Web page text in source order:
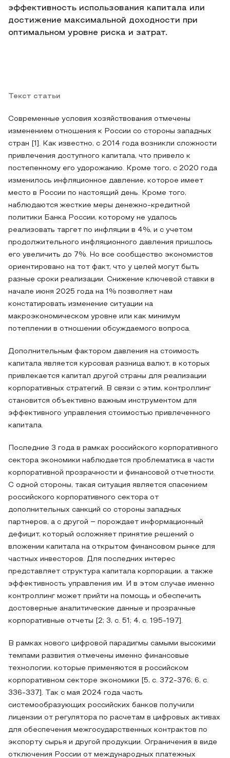
эффективность использования капитала или
достижение максимальной доходности при
оптимальном уровне риска и затрат.
Текст статьи
Современные условия хозяйствования отмечены
изменением отношения к России со стороны западных
стран [1]. Как известно, с 2014 года возникли сложности
привлечения доступного капитала, что привело к
постепенному его удорожанию. Кроме того, с 2020 года
изменилось инфляционное давление, которое имеет
место в России по настоящий день. Кроме того,
наблюдаются жесткие меры денежно-кредитной
политики Банка России, которому не удалось
реализовать таргет по инфляции в 4%, и с учетом
продолжительного инфляционного давления пришлось
его увеличить до 7%. Но все сообщество экономистов
ориентировано на тот факт, что у целей могут быть
разные сроки реализации. Снижение ключевой ставки в
начале июня 2025 года на 1% позволяет нам
констатировать изменение ситуации на
макроэкономическом уровне или как минимум
потеплении в отношении обсуждаемого вопроса.
Дополнительным фактором давления на стоимость
капитала является курсовая разница валют, в которых
привлекается капитал другой страны для реализации
корпоративных стратегий. В связи с этим, контроллинг
становится объективно важным инструментом для
эффективного управления стоимостью привлеченного
капитала.
Последние 3 года в рамках российского корпоративного
сектора экономики наблюдается проблематика в части
корпоративной прозрачности и финансовой отчетности.
С одной стороны, такая ситуация является спасением
российского корпоративного сектора от
дополнительных санкций со стороны западных
партнеров, а с другой ‒ порождает информационный
дефицит, который осложняет принятие решений о
вложении капитала на открытом финансовом рынке для
частных инвесторов. Для последних интерес
представляет структура капитала корпорации, а также
эффективность управления им. И в этом случае именно
контроллинг может прийти на помощь и обеспечить
достоверные аналитические данные и прозрачные
корпоративные отчеты [2; 3, с. 51; 4, с. 195-197].
В рамках нового цифровой парадигмы самыми высокими
темпами развития отмечены именно финансовые
технологии, которые применяются в российском
корпоративном секторе экономики [5, с. 372-376; 6, с.
336-337]. Так с мая 2024 года часть
системообразующих российских банков получили
лицензии от регулятора по расчетам в цифровых активах
для обеспечения межгосударственных контрактов по
экспорту сырья и другой продукции. Ограничения в виде
отключения России от международных платежных